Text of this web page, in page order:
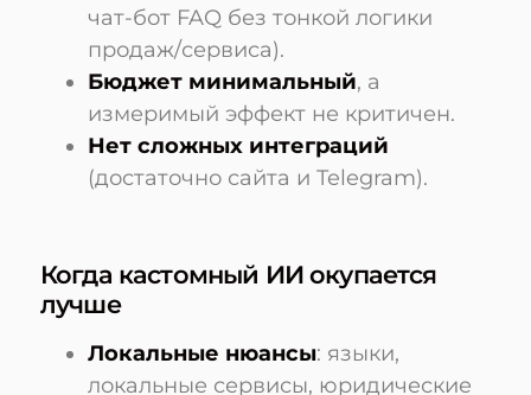
чат-бот FAQ без тонкой логики
продаж/сервиса).
Бюджет минимальный, а
измеримый эффект не критичен.
Нет сложных интеграций
(достаточно сайта и Telegram).
Когда кастомный ИИ окупается
лучше
Локальные нюансы: языки,
локальные сервисы, юридические